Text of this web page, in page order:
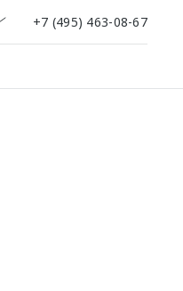
+7 (495) 463-08-67